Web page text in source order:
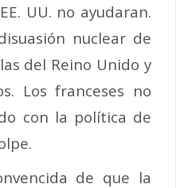
UU. no ayudaran.
nuclear de
del Reino Unido y
Los franceses no
con la política de
de que la